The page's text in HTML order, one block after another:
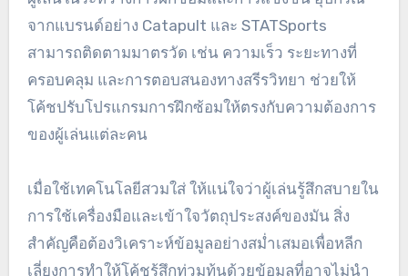
เทคโนโลยีสวมใส่สำหรับติดตาม
ประสิทธิภาพ
เทคโนโลยีสวมใส่ เช่น GPS trackers และ heart rate
monitors ให้ข้อมูลเรียลไทม์เกี่ยวกับประสิทธิภาพของ
จากแบรนด์อย่าง Catapult และ STATSports
สามารถติดตามมาตรวัด เช่น ความเร็ว ระยะทางที่
ครอบคลุม และการตอบสนองทางสรีรวิทยา ช่วยให้
โค้ชปรับโปรแกรมการฝึกซ้อมให้ตรงกับความต้องการ